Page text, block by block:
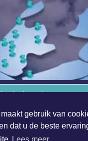
gebruik van
dat u de beste
in de regio